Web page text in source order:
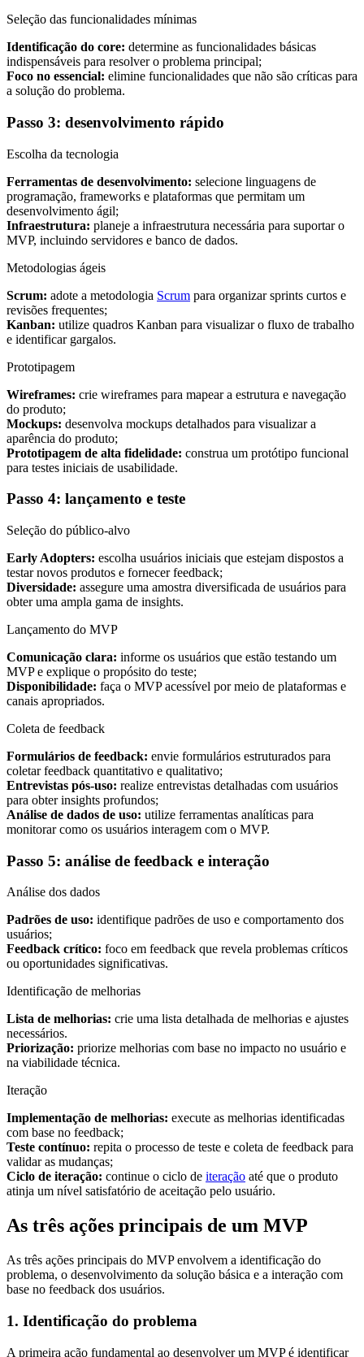
Seleção das funcionalidades mínimas
Identificação do core: determine as funcionalidades básicas
indispensáveis para resolver o problema principal;
Foco no essencial: elimine funcionalidades que não são críticas para
a solução do problema.
Passo 3: desenvolvimento rápido
Escolha da tecnologia
Ferramentas de desenvolvimento: selecione linguagens de
programação, frameworks e plataformas que permitam um
desenvolvimento ágil;
Infraestrutura: planeje a infraestrutura necessária para suportar o
MVP, incluindo servidores e banco de dados.
Metodologias ágeis
Scrum: adote a metodologia Scrum para organizar sprints curtos e
revisões frequentes;
Kanban: utilize quadros Kanban para visualizar o fluxo de trabalho
e identificar gargalos.
Prototipagem
Wireframes: crie wireframes para mapear a estrutura e navegação
do produto;
Mockups: desenvolva mockups detalhados para visualizar a
aparência do produto;
Prototipagem de alta fidelidade: construa um protótipo funcional
para testes iniciais de usabilidade.
Passo 4: lançamento e teste
Seleção do público-alvo
Early Adopters: escolha usuários iniciais que estejam dispostos a
testar novos produtos e fornecer feedback;
Diversidade: assegure uma amostra diversificada de usuários para
obter uma ampla gama de insights.
Lançamento do MVP
Comunicação clara: informe os usuários que estão testando um
MVP e explique o propósito do teste;
Disponibilidade: faça o MVP acessível por meio de plataformas e
canais apropriados.
Coleta de feedback
Formulários de feedback: envie formulários estruturados para
coletar feedback quantitativo e qualitativo;
Entrevistas pós-uso: realize entrevistas detalhadas com usuários
para obter insights profundos;
Análise de dados de uso: utilize ferramentas analíticas para
monitorar como os usuários interagem com o MVP.
Passo 5: análise de feedback e interação
Análise dos dados
Padrões de uso: identifique padrões de uso e comportamento dos
usuários;
Feedback crítico: foco em feedback que revela problemas críticos
ou oportunidades significativas.
Identificação de melhorias
Lista de melhorias: crie uma lista detalhada de melhorias e ajustes
necessários.
Priorização: priorize melhorias com base no impacto no usuário e
na viabilidade técnica.
Iteração
Implementação de melhorias: execute as melhorias identificadas
com base no feedback;
Teste contínuo: repita o processo de teste e coleta de feedback para
validar as mudanças;
Ciclo de iteração: continue o ciclo de iteração até que o produto
atinja um nível satisfatório de aceitação pelo usuário.
As três ações principais de um MVP
As três ações principais do MVP envolvem a identificação do
problema, o desenvolvimento da solução básica e a interação com
base no feedback dos usuários.
1. Identificação do problema
A primeira ação fundamental ao desenvolver um MVP é identificar